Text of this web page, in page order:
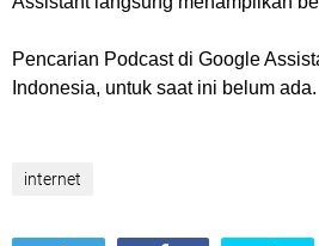
Pencarian Podcast di Google
Indonesia, untuk saat ini belum ada.
internet